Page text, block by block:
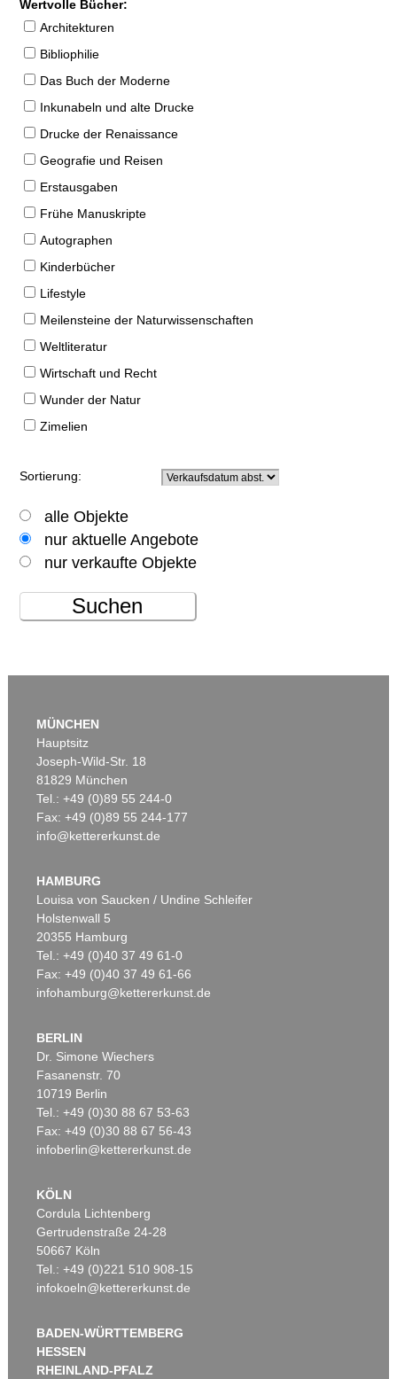
Wertvolle Bücher:
Architekturen
Bibliophilie
Das Buch der Moderne
Inkunabeln und alte Drucke
Drucke der Renaissance
Geografie und Reisen
Erstausgaben
Frühe Manuskripte
Autographen
Kinderbücher
Lifestyle
Meilensteine der Naturwissenschaften
Weltliteratur
Wirtschaft und Recht
Wunder der Natur
Zimelien
Sortierung:
alle Objekte
nur aktuelle Angebote
nur verkaufte Objekte
Suchen
MÜNCHEN
Hauptsitz
Joseph-Wild-Str. 18
81829 München
Tel.: +49 (0)89 55 244-0
Fax: +49 (0)89 55 244-177
info@kettererkunst.de
HAMBURG
Louisa von Saucken / Undine Schleifer
Holstenwall 5
20355 Hamburg
Tel.: +49 (0)40 37 49 61-0
Fax: +49 (0)40 37 49 61-66
infohamburg@kettererkunst.de
BERLIN
Dr. Simone Wiechers
Fasanenstr. 70
10719 Berlin
Tel.: +49 (0)30 88 67 53-63
Fax: +49 (0)30 88 67 56-43
infoberlin@kettererkunst.de
KÖLN
Cordula Lichtenberg
Gertrudenstraße 24-28
50667 Köln
Tel.: +49 (0)221 510 908-15
infokoeln@kettererkunst.de
BADEN-WÜRTTEMBERG
HESSEN
RHEINLAND-PFALZ